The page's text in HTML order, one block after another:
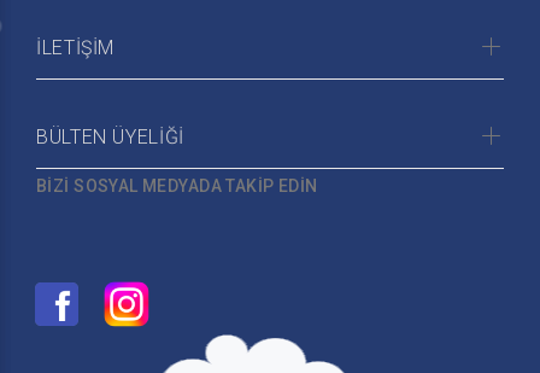
İLETİŞİM
BÜLTEN ÜYELİĞİ
BİZİ SOSYAL MEDYADA TAKİP EDİN